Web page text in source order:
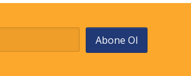
Abone Ol